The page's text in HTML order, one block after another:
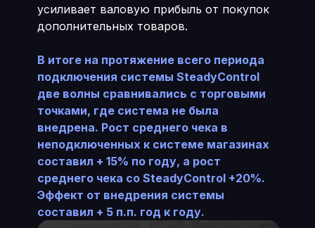
усиливает валовую прибыль от покупок
дополнительных товаров.
В итоге на протяжение всего периода
подключения системы SteadyControl
две волны сравнивались с торговыми
точками, где система не была
внедрена. Рост среднего чека в
неподключенных к системе магазинах
составил + 15% по году, а рост
среднего чека со SteadyControl +20%.
Эффект от внедрения системы
составил + 5 п.п. год к году.